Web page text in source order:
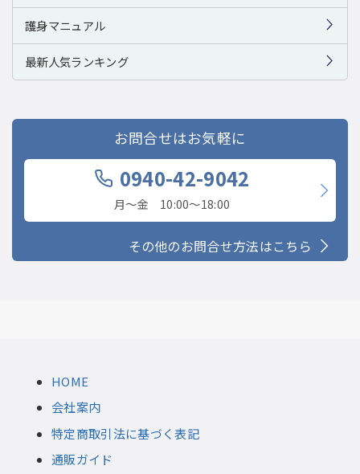
護身マニュアル
最新人気ランキング
お問合せはお気軽に
0940-42-9042
月〜金 10:00〜18:00
その他のお問合せ方法はこちら
HOME
会社案内
特定商取引法に基づく表記
通販ガイド